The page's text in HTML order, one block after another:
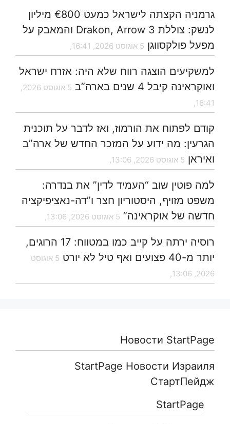
גרמניה הקצתה לישראל כמעט €800 מיליון
לנשק: צוללת Drakon, Arrow 3 והמאבק על
מפעל פולקסווגן 5 אוגוסט 2026, 16:41,
למשקיעים הוצגה רווח שלא היה: אזרח ישראל
ואוקראינה קיבל 4 שנים בארה”ב
5 אוגוסט 2026,
16:41,
קודם לפתוח את הורמוז, ואז לדבר על תוכנית
הגרעין: מה ידוע על המזכר החדש של ארה”ב
ואיראן 5 אוגוסט 2026, 13:06,
למה פוטין שוב “העמיד לדין” את בנדרה:
משפט מזויף, היסטוריון חצר ו”דה-נאציפיקציה
חדשה של אוקראינה” 5 אוגוסט 2026, 13:06,
רוסיה ירתה על קייב כמו במטווח: 17 הרוגים,
יותר מ-40 פצועים ואף טיל לא יורט
5 אוגוסט
2026, 13:06,
Новости StartPage
StartPage Новости Израиля
СтартПейдж
StartPage